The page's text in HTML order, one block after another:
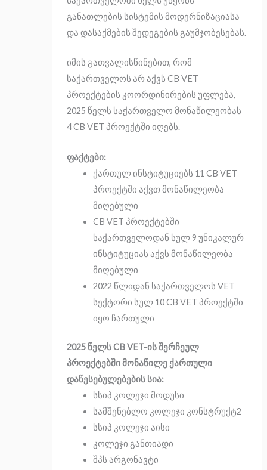
განათლების სისტემის მოდერნიზაციასა
და დასაქმების შედეგების გაუმჯობესებას.
იმის გათვალისწინებით, რომ
საქართველოს არ აქვს CB VET
პროექტების კოორდინირების უფლება,
2025 წელს საქართველო მონაწილეობას
4 CB VET პროექტში იღებს.
ფაქტები:
ქართულ ინსტიტუციებს 11 CB VET
პროექტში აქვთ მონაწილეობა
მიღებული
CB VET პროექტებში
საქართველოდან სულ 9 უნიკალურ
ინსტიტუციას აქვს მონაწილეობა
მიღებული
2022 წლიდან საქართველოს VET
სექტორი სულ 10 CB VET პროექტში
იყო ჩართული
2025 წელს CB VET-ის შერჩეულ
პროექტებში მონაწილე ქართული
დაწესებულებების სია:
სსიპ კოლეჯი მოდუსი
სამშენებლო კოლეჯი კონსტრუქტ2
სსიპ კოლეჯი აისი
კოლეჯი განთიადი
შპს არგონავტი